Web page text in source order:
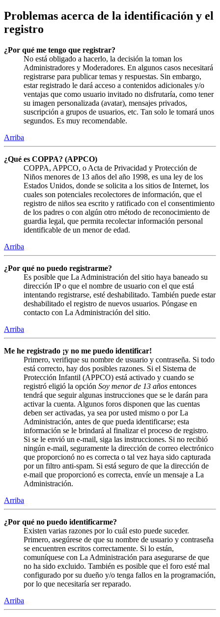
Problemas acerca de la identificación y el
registro
¿Por qué me tengo que registrar?
No está obligado a hacerlo, la decisión la toman los
Administradores y Moderadores. En algunos casos necesitará
registrarse para publicar temas y respuestas. Sin embargo,
estar registrado le dará acceso a contenidos adicionales y/o
ventajas que como usuario invitado no disfrutaría, como tener
su imagen personalizada (avatar), mensajes privados,
suscripción a grupos de usuarios, etc. Tan solo le tomará unos
segundos. Es muy recomendable.
Arriba
¿Qué es COPPA? (APPCO)
COPPA, APPCO, o Acta de Privacidad y Protección de
Niños menores de 13 años del año 1998, es una ley de los
Estados Unidos, donde se solicita a los sitios de Internet, los
cuales son potenciales recolectores de información, que el
registro de niños sea escrito y ratificado con el consentimiento
de los padres o con algún otro método de reconocimiento de
guardia legal, que permita recolectar información personal
identificable de un menor de edad.
Arriba
¿Por qué no puedo registrarme?
Es posible que La Administración del sitio haya baneado su
dirección IP o que el nombre de usuario con el que está
intentando registrarse, esté deshabilitado. También puede estar
deshabilitado el registro de nuevos usuarios. Póngase en
contacto con La Administración del sitio.
Arriba
Me he registrado ¡y no me puedo identificar!
Primero, verifique su nombre de usuario y contraseña. Si todo
está correcto, hay dos posibles razones. Si el Sistema de
Protección Infantil (APPCO) está activado y cuando se
registró eligió la opción Soy menor de 13 años entonces
tendrá que seguir algunas instrucciones que se le darán para
activar la cuenta. Algunos foros disponen que las cuentas
deben ser activadas, ya sea por usted mismo o por La
Administración, antes de que pueda identificarse; esta
información se le brindará al finalizar el proceso de registro.
Si se le envió un e-mail, siga las instrucciones. Si no recibió
ningún e-mail, seguramente la dirección de correo electrónico
que proporcionó no es correcta o tal vez haya sido capturada
por un filtro anti-spam. Si está seguro de que la dirección de
e-mail que proporcionó es correcta, envíe un mensaje a La
Administración.
Arriba
¿Por qué no puedo identificarme?
Existen varias razones por lo cuál esto puede suceder.
Primero, asegúrese de que su nombre de usuario y contraseña
se encuentren escritos correctamente. Si lo están,
comuníquese con La Administración para asegurarse de que
no ha sido excluido. También es posible que el foro esté mal
configurado por su dueño y/o tenga fallos en la programación,
por lo que necesitaría ser reparado.
Arriba